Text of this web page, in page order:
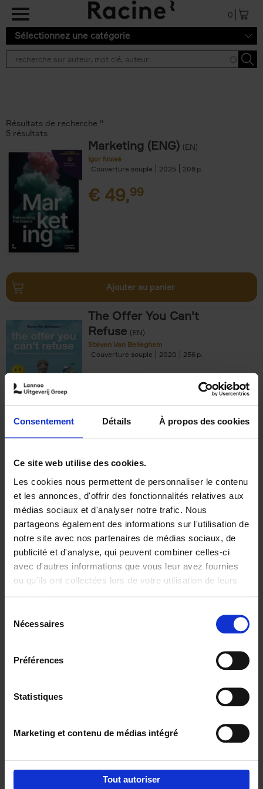
Consentement Détails À propos des cookies
Ce site web utilise des cookies.
Les cookies nous permettent de personnaliser le contenu
et les annonces, d'offrir des fonctionnalités relatives aux
médias sociaux et d'analyser notre trafic. Nous
partageons également des informations sur l'utilisation de
notre site avec nos partenaires de médias sociaux, de
publicité et d'analyse, qui peuvent combiner celles-ci
avec d'autres informations que vous leur avez fournies
ou qu'ils ont collectées lors de votre utilisation de leurs
Nécessaires
Préférences
Statistiques
Marketing et contenu de médias intégré
Tout autoriser
Aller au contenu principal
0
Sélectionnez une catégorie
Résultats de recherche ''
5 résultats
Marketing (ENG) (EN)
Igor Nowé
Couverture souple
2025 208
€ 49,99
Ajouter au panier
The Offer You Can't
Refuse (EN)
Steven Van Belleghem
Couverture souple
2020 256
€37,50
Building Bonds = Building
Business
Jochen Roef Jozefien De Feyter
Carolien Boom
Couverture souple
2025 200
€29,99
Digital marketing like a PRO -
completely revised edition (EN)